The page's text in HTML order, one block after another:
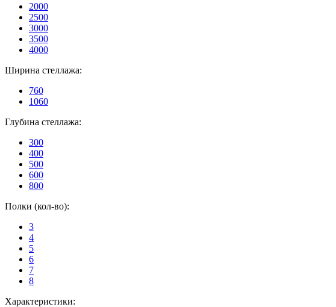
2000
2500
3000
3500
4000
Ширина стеллажа:
760
1060
Глубина стеллажа:
300
400
500
600
800
Полки (кол-во):
3
4
5
6
7
8
Характеристики: